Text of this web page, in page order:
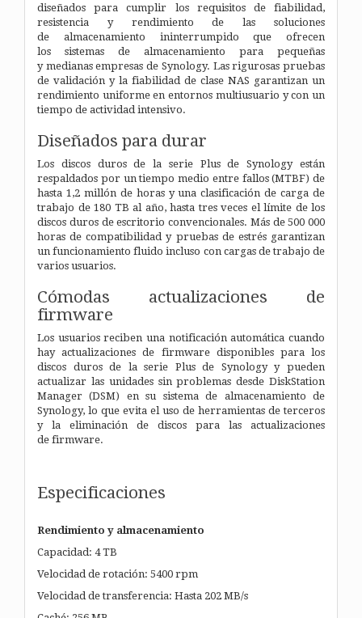
diseñados para cumplir los requisitos de fiabilidad,
resistencia y rendimiento de las soluciones
de almacenamiento ininterrumpido que ofrecen
los sistemas de almacenamiento para pequeñas
y medianas empresas de Synology. Las rigurosas pruebas
de validación y la fiabilidad de clase NAS garantizan un
rendimiento uniforme en entornos multiusuario y con un
tiempo de actividad intensivo.
Diseñados para durar
Los discos duros de la serie Plus de Synology están
respaldados por un tiempo medio entre fallos (MTBF) de
hasta 1,2 millón de horas y una clasificación de carga de
trabajo de 180 TB al año, hasta tres veces el límite de los
discos duros de escritorio convencionales. Más de 500 000
horas de compatibilidad y pruebas de estrés garantizan
un funcionamiento fluido incluso con cargas de trabajo de
varios usuarios.
Cómodas actualizaciones de
firmware
Los usuarios reciben una notificación automática cuando
hay actualizaciones de firmware disponibles para los
discos duros de la serie Plus de Synology y pueden
actualizar las unidades sin problemas desde DiskStation
Manager (DSM) en su sistema de almacenamiento de
Synology, lo que evita el uso de herramientas de terceros
y la eliminación de discos para las actualizaciones
de firmware.
Especificaciones
Rendimiento y almacenamiento
Capacidad: 4 TB
Velocidad de rotación: 5400 rpm
Velocidad de transferencia: Hasta 202 MB/s